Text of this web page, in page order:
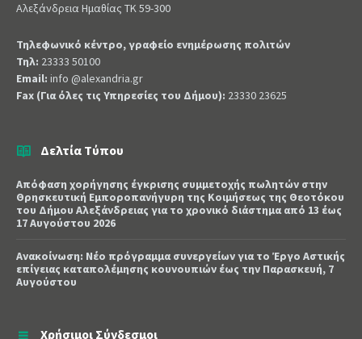
Αλεξάνδρεια Ημαθίας ΤΚ 59-300
Τηλεφωνικό κέντρο, γραφείο ενημέρωσης πολιτών
Τηλ: 23333 50100
Email: info @alexandria.gr
Fax (Για όλες τις Υπηρεσίες του Δήμου): 23330 23625
Δελτία Τύπου
Απόφαση χορήγησης έγκρισης συμμετοχής πωλητών στην
Θρησκευτική Εμποροπανήγυρη της Κοιμήσεως της Θεοτόκου
του Δήμου Αλεξάνδρειας για το χρονικό διάστημα από 13 έως
17 Αυγούστου 2026
Ανακοίνωση: Νέο πρόγραμμα συνεργείων για το Έργο Αστικής
επίγειας καταπολέμησης κουνουπιών έως την Παρασκευή, 7
Αυγούστου
Χρήσιμοι Σύνδεσμοι